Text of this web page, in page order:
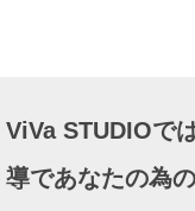
シ
ョ
ViVa STUDIOで
導であなたの為の